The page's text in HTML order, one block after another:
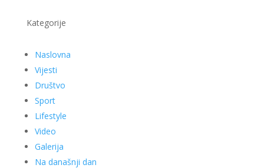
Kategorije
Naslovna
Vijesti
Društvo
Sport
Lifestyle
Video
Galerija
Na današnji dan